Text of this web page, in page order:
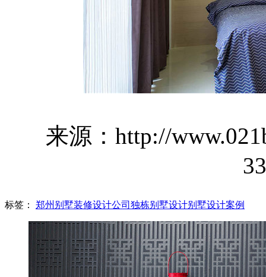
来源：http://
标签： 郑州别墅装修设计公司 独栋别墅设计别墅设计案例